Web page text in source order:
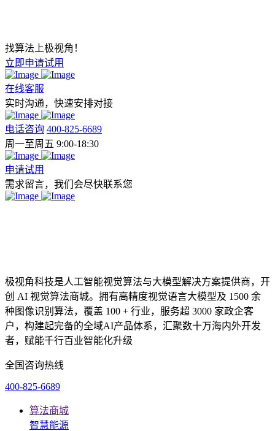
找算法上极视角！
立即申请试用
在线客服
实时沟通，快速安排对接
电话咨询 400-825-6689
周一至周五 9:00-18:30
申请试用
需求留言，我们会尽快联系您
极视角科技是人工智能视觉算法与大模型解决方案提供商，开
创 AI 视觉算法商城。拥有高精度视觉语言大模型及 1500 余
种图像识别算法，覆盖 100 + 行业，服务超 3000 家政企客
户，构建起完备的全域AI产品体系，汇聚数十万海内外开发
者，赋能千行百业智能化升级
全国咨询热线
400-825-6689
算法商城
智慧能源